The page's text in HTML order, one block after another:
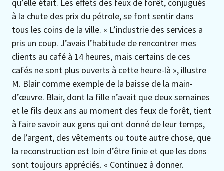
qu’elle était. Les effets des feux de forêt, conjugués
à la chute des prix du pétrole, se font sentir dans
tous les coins de la ville. « L’industrie des services a
pris un coup. J’avais l’habitude de rencontrer mes
clients au café à 14 heures, mais certains de ces
cafés ne sont plus ouverts à cette heure-là », illustre
M. Blair comme exemple de la baisse de la main-
d’œuvre. Blair, dont la fille n’avait que deux semaines
et le fils deux ans au moment des feux de forêt, tient
à faire savoir aux gens qui ont donné de leur temps,
de l’argent, des vêtements ou toute autre chose, que
la reconstruction est loin d’être finie et que les dons
sont toujours appréciés. « Continuez à donner.